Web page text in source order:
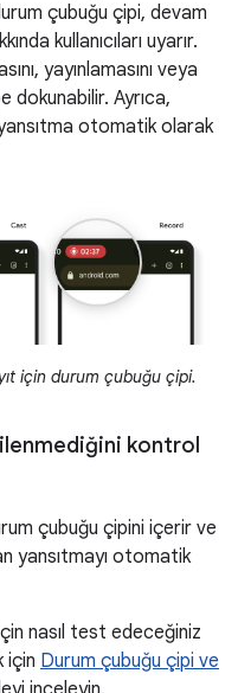
çubuğu çipi, devam
kullanıcıları uyarır.
yayınlamasını veya
dokunabilir. Ayrıca,
otomatik olarak
için durum çubuğu çipi.
kontrol
çubuğu çipini içerir ve
yansıtmayı otomatik
için nasıl test edeceğiniz
için Durum çubuğu çipi ve